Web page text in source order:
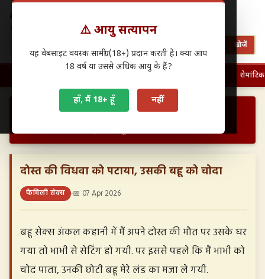
⚠️ आयु सत्यापन
यह वेबसाइट वयस्क सामग्री (18+) प्रदान करती है। क्या आप
18 वर्ष या उससे अधिक आयु के हैं?
हाँ, मैं 18+ हूँ नहीं
Antarwasna.in
Hindi Sex Stories – हिंदी सेक्स कहानियाँ
खोजें
रोमांटिक
फैमिली सेक्स
›
दोस्त की विधवा को पटाया, उसकी बहू को चोदा…
दोस्त की विधवा को पटाया, उसकी बहू को चोदा
फैमिली सेक्स 📅 07 Apr 2026
बहू सेक्स अंकल कहानी में मैं अपने दोस्त की मौत पर उसके घर
गया तो भाभी से सेटिंग हो गयी. पर इससे पहले कि मैं भाभी को
चोद पाता, उनकी छोटी बहू मेरे लंड का मजा ले गयी.